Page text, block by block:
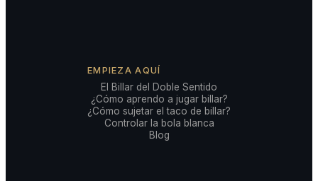
EMPIEZA AQUÍ
El Billar del Doble Sentido
¿Cómo aprendo a jugar billar?
¿Cómo sujetar el taco de billar?
Controlar la bola blanca
Blog